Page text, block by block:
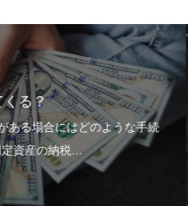
大家さん、そんな事しちゃ